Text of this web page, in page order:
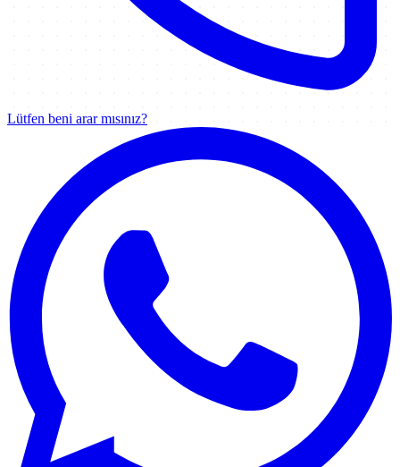
Lütfen beni arar mısınız?